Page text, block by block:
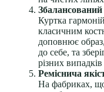
Збалансований
Куртка
класичним
доповнює
до себе, та
різних
Реміснича
На фабриках,